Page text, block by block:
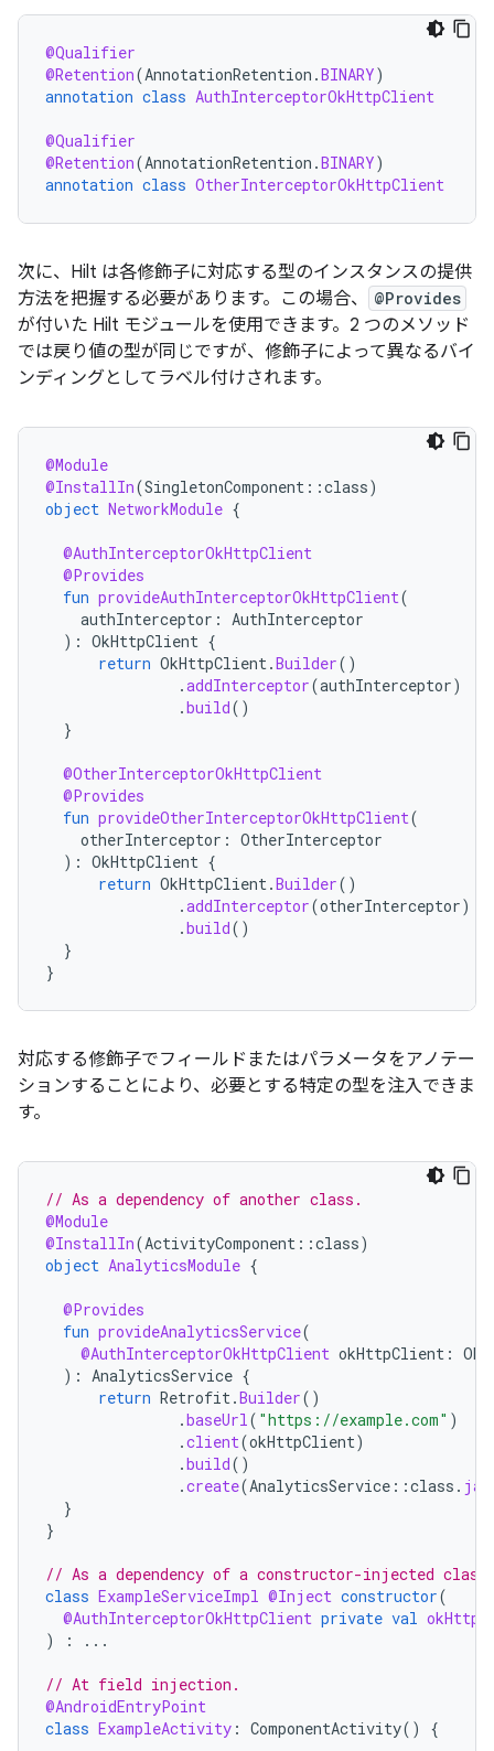
@Qualifier
@Retention(AnnotationRetention .BINARY)
annotation class AuthInterceptorOkHttpClient
@Qualifier
@Retention(AnnotationRetention .BINARY)
annotation class OtherInterceptorOkHttpClient
次に、Hilt は各修飾子に対応する型のインスタンスの提供
方法を把握する必要があります。この場合、
@Provides
が付いた Hilt モジュールを使用できます。2 つのメソッド
では戻り値の型が同じですが、修飾子によって異なるバイ
ンディングとしてラベル付けされます。
@Module
@InstallIn(SingletonComponent ::class)
object NetworkModule {
@AuthInterceptorOkHttpClient
@Provides
fun provideAuthInterceptorOkHttpClient(
authInterceptor : AuthInterceptor
): OkHttpClient {
return OkHttpClient.Builder()
.addInterceptor(authInterceptor)
.build()
}
@OtherInterceptorOkHttpClient
@Provides
fun provideOtherInterceptorOkHttpClient(
otherInterceptor : OtherInterceptor
): OkHttpClient {
return OkHttpClient.Builder()
.addInterceptor(otherInterceptor)
.build()
}
}
対応する修飾子でフィールドまたはパラメータをアノテー
ションすることにより、必要とする特定の型を注入できま
す。
// As a dependency of another class.
@Module
@InstallIn(ActivityComponent ::class)
object AnalyticsModule {
@Provides
fun provideAnalyticsService(
@AuthInterceptorOkHttpClient okHttpClient :
): AnalyticsService {
return Retrofit.Builder()
.baseUrl( "https://example.com" )
.client(okHttpClient)
.build()
.create(AnalyticsService ::class .
}
}
// As a dependency of a constructor-injected
class ExampleServiceImpl @Inject constructor(
@AuthInterceptorOkHttpClient private val
)
: ...
// At field injection.
@AndroidEntryPoint
class ExampleActivity : ComponentActivity() {